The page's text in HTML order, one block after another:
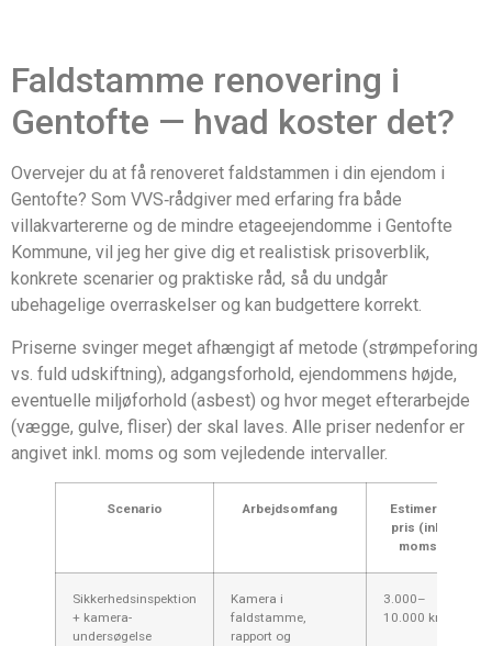
Faldstamme renovering i
Gentofte — hvad koster det?
Overvejer du at få renoveret faldstammen i din ejendom i
Gentofte? Som VVS‑rådgiver med erfaring fra både
villakvartererne og de mindre etageejendomme i Gentofte
Kommune, vil jeg her give dig et realistisk prisoverblik,
konkrete scenarier og praktiske råd, så du undgår
ubehagelige overraskelser og kan budgettere korrekt.
Priserne svinger meget afhængigt af metode (strømpeforing
vs. fuld udskiftning), adgangsforhold, ejendommens højde,
eventuelle miljøforhold (asbest) og hvor meget efterarbejde
(vægge, gulve, fliser) der skal laves. Alle priser nedenfor er
angivet inkl. moms og som vejledende intervaller.
Scenario Arbejdsomfang
Estimeret
pris (inkl.
moms)
Sikkerhedsinspektion
+ kamera­
undersøgelse
Kamera i
faldstamme,
rapport og
3.000–
10.000 kr.